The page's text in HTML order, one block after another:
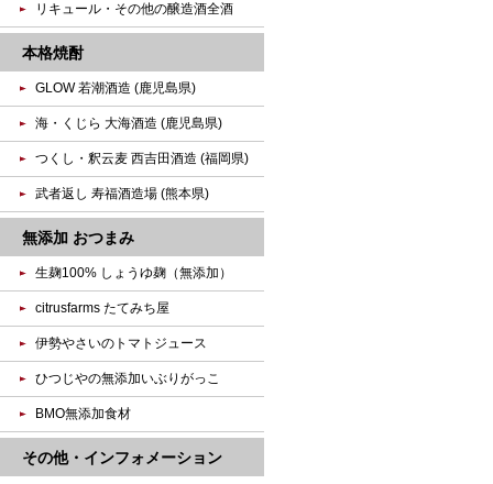
リキュール・その他の醸造酒全酒
本格焼酎
GLOW 若潮酒造 (鹿児島県)
海・くじら 大海酒造 (鹿児島県)
つくし・釈云麦 西吉田酒造 (福岡県)
武者返し 寿福酒造場 (熊本県)
無添加 おつまみ
生麹100% しょうゆ麹（無添加）
citrusfarms たてみち屋
伊勢やさいのトマトジュース
ひつじやの無添加いぶりがっこ
BMO無添加食材
その他・インフォメーション